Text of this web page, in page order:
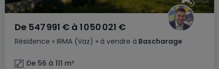
Résidence « IRMA (Vaz) » à vendre à Bascharage
De 547 991 € à 1 050 021 €
De 56 à 111 m²